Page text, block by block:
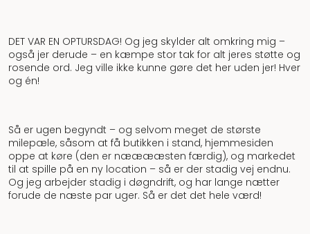
DET VAR EN OPTURSDAG! Og jeg skylder alt omkring mig –
også jer derude – en kæmpe stor tak for alt jeres støtte og
rosende ord. Jeg ville ikke kunne gøre det her uden jer! Hver
og én!
Så er ugen begyndt – og selvom meget de største
milepæle, såsom at få butikken i stand, hjemmesiden
oppe at køre (den er nææææsten færdig), og markedet
til at spille på en ny location – så er der stadig vej endnu.
Og jeg arbejder stadig i døgndrift, og har lange nætter
forude de næste par uger. Så er det det hele værd!